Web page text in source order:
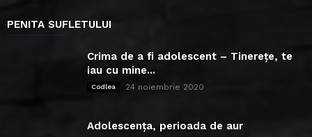
PENITA SUFLETULUI
Crima de a fi adolescent – Tinerețe, te
iau cu mine...
Codlea 24 noiembrie 2020
Adolescența, perioada de aur